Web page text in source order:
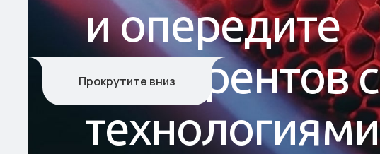
иопередите
конк рентовс
технологиями
Прокрутите вниз